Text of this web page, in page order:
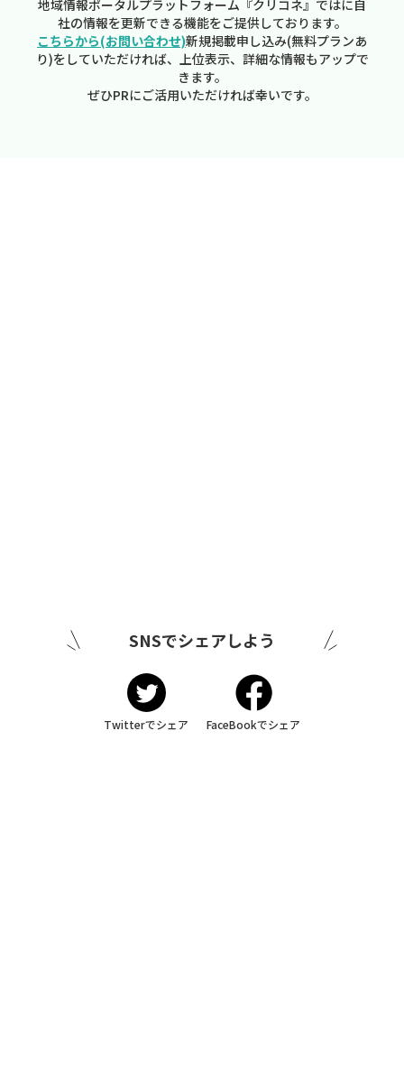
地域情報ポータルプラットフォーム『クリコネ』ではに自
社の情報を更新できる機能をご提供しております。
こちらから(お問い合わせ)新規掲載申し込み(無料プランあ
り)をしていただければ、上位表示、詳細な情報もアップで
きます。
ぜひPRにご活用いただければ幸いです。
SNSでシェアしよう
Twitterでシェア FaceBookでシェア